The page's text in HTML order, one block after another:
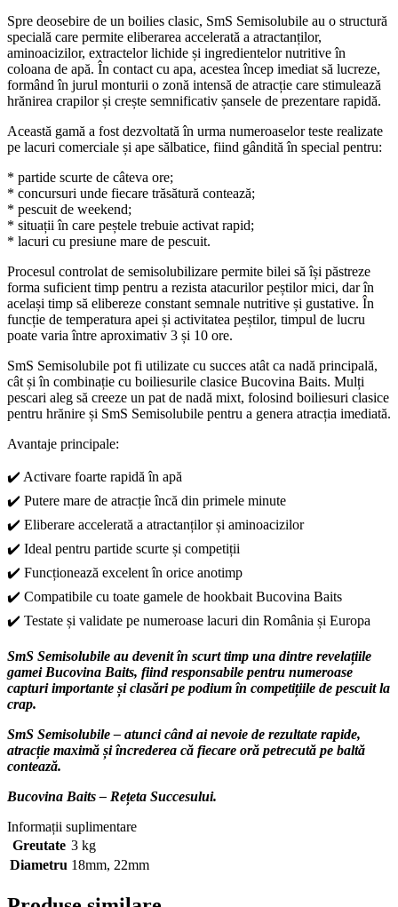
Spre deosebire de un boilies clasic, SmS Semisolubile au o structură
specială care permite eliberarea accelerată a atractanților,
aminoacizilor, extractelor lichide și ingredientelor nutritive în
coloana de apă. În contact cu apa, acestea încep imediat să lucreze,
formând în jurul monturii o zonă intensă de atracție care stimulează
hrănirea crapilor și crește semnificativ șansele de prezentare rapidă.
Această gamă a fost dezvoltată în urma numeroaselor teste realizate
pe lacuri comerciale și ape sălbatice, fiind gândită în special pentru:
* partide scurte de câteva ore;
* concursuri unde fiecare trăsătură contează;
* pescuit de weekend;
* situații în care peștele trebuie activat rapid;
* lacuri cu presiune mare de pescuit.
Procesul controlat de semisolubilizare permite bilei să își păstreze
forma suficient timp pentru a rezista atacurilor peștilor mici, dar în
același timp să elibereze constant semnale nutritive și gustative. În
funcție de temperatura apei și activitatea peștilor, timpul de lucru
poate varia între aproximativ 3 și 10 ore.
SmS Semisolubile pot fi utilizate cu succes atât ca nadă principală,
cât și în combinație cu boiliesurile clasice Bucovina Baits. Mulți
pescari aleg să creeze un pat de nadă mixt, folosind boiliesuri clasice
pentru hrănire și SmS Semisolubile pentru a genera atracția imediată.
Avantaje principale:
✔️ Activare foarte rapidă în apă
✔️ Putere mare de atracție încă din primele minute
✔️ Eliberare accelerată a atractanților și aminoacizilor
✔️ Ideal pentru partide scurte și competiții
✔️ Funcționează excelent în orice anotimp
✔️ Compatibile cu toate gamele de hookbait Bucovina Baits
✔️ Testate și validate pe numeroase lacuri din România și Europa
SmS Semisolubile au devenit în scurt timp una dintre revelațiile
gamei Bucovina Baits, fiind responsabile pentru numeroase
capturi importante și clasări pe podium în competițiile de pescuit la
crap.
SmS Semisolubile – atunci când ai nevoie de rezultate rapide,
atracție maximă și încrederea că fiecare oră petrecută pe baltă
contează.
Bucovina Baits – Rețeta Succesului.
Informații suplimentare
Greutate 3 kg
Diametru 18mm, 22mm